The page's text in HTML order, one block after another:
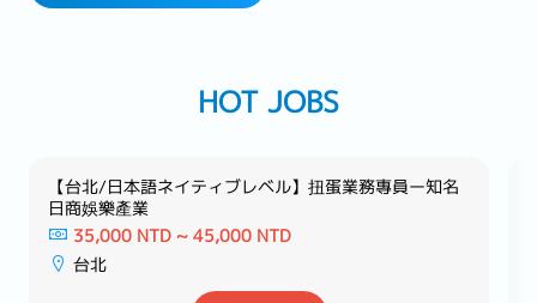
検索する
HOT JOBS
【台北/日本語ネイティブレベル】扭蛋業務專員ー知名
日商娛樂產業
35,000 NTD ~ 45,000 NTD
台北